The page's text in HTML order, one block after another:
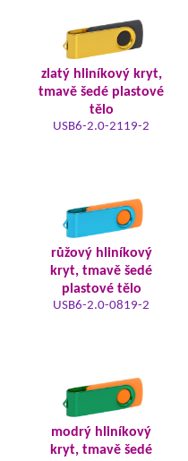
zlatý hliníkový kryt,
tmavě šedé plastové
tělo
USB6-2.0-2119-2
růžový hliníkový
kryt, tmavě šedé
plastové tělo
USB6-2.0-0819-2
modrý hliníkový
kryt, tmavě šedé